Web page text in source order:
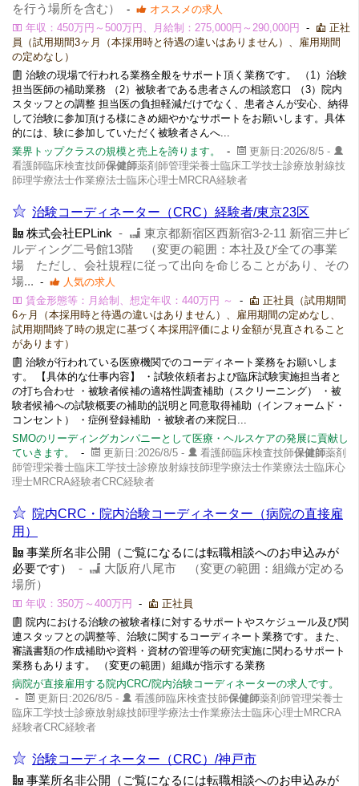
を行う場所を含む）
-
オススメの求人
年収：450万円～500万円、月給制：275,000円～290,000円
-
正社
員（試用期間3ヶ月（本採用時と待遇の違いはありません）、雇用期間
の定めなし）
治験の現場で行われる業務全般をサポート頂く業務です。 （1）治験
担当医師の補助業務 （2）被験者である患者さんの相談窓口 （3）院内
スタッフとの調整 担当医の負担軽減だけでなく、患者さんが安心、納得
して治験に参加頂ける様にきめ細やかなサポートをお願いします。具体
的には、験に参加していただく被験者さんへ...
業界トップクラスの規模と売上を誇ります。
-
更新日:2026/8/5 -
看護師臨床検査技師保健師薬剤師管理栄養士臨床工学技士診療放射線技
師理学療法士作業療法士臨床心理士MRCRA経験者
治験コーディネーター（CRC）経験者/東京23区
株式会社EPLink -
東京都新宿区西新宿3-2-11 新宿三井ビ
ルディング二号館13階 （変更の範囲：本社及び全ての事業
場 ただし、会社規程に従って出向を命じることがあり、その
場... -
人気の求人
賃金形態等：月給制、想定年収：440万円 ～
-
正社員（試用期間
6ヶ月（本採用時と待遇の違いはありません）、雇用期間の定めなし、
試用期間終了時の規定に基づく本採用評価により金額が見直されること
があります）
治験が行われている医療機関でのコーディネート業務をお願いしま
す。 【具体的な仕事内容】 ・試験依頼者および臨床試験実施担当者と
の打ち合わせ ・被験者候補の適格性調査補助（スクリーニング） ・被
験者候補への試験概要の補助的説明と同意取得補助（インフォームド・
コンセント） ・症例登録補助 ・被験者の来院日...
SMOのリーディングカンパニーとして医療・ヘルスケアの発展に貢献し
ていきます。
- 更新日:2026/8/5 - 看護師臨床検査技師保健師薬剤
師管理栄養士臨床工学技士診療放射線技師理学療法士作業療法士臨床心
理士MRCRA経験者CRC経験者
院内CRC・院内治験コーディネーター（病院の直接雇
用）
事業所名非公開（ご覧になるには転職相談へのお申込みが
必要です）
-
大阪府八尾市 （変更の範囲：組織が定める
場所）
年収：350万～400万円 -
正社員
院内における治験の被験者様に対するサポートやスケジュール及び関
連スタッフとの調整等、治験に関するコーディネート業務です。また、
審議書類の作成補助や資料・資材の管理等の研究実施に関わるサポート
業務もあります。 （変更の範囲）組織が指示する業務
病院が直接雇用する院内CRC/院内治験コーディネーターの求人です。
-
更新日:2026/8/5 - 看護師臨床検査技師保健師薬剤師管理栄養士
臨床工学技士診療放射線技師理学療法士作業療法士臨床心理士MRCRA
経験者CRC経験者
治験コーディネーター（CRC）/神戸市
事業所名非公開（ご覧になるには転職相談へのお申込みが